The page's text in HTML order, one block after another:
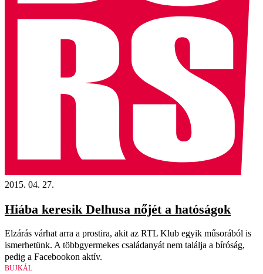
2015. 04. 27.
Hiába keresik Delhusa nőjét a hatóságok
Elzárás várhat arra a prostira, akit az RTL Klub egyik műsorából is
ismerhetünk. A többgyermekes családanyát nem találja a bíróság,
pedig a Facebookon aktív.
BUJKÁL